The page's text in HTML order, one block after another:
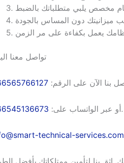
تواصل معنا
بنا الآن على الرقم:
أو عبر الواتساب على:.
technical-services.com